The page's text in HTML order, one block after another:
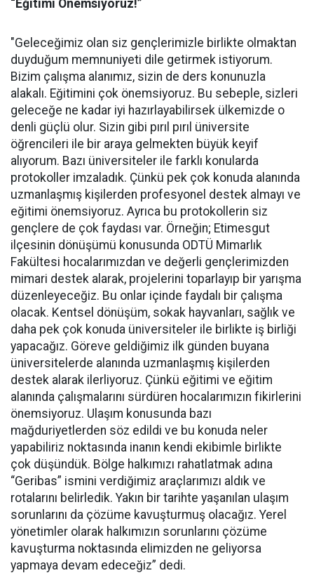
“Eğitimi Önemsiyoruz!”
"Geleceğimiz olan siz gençlerimizle birlikte olmaktan
duyduğum memnuniyeti dile getirmek istiyorum.
Bizim çalışma alanımız, sizin de ders konunuzla
alakalı. Eğitimini çok önemsiyoruz. Bu sebeple, sizleri
geleceğe ne kadar iyi hazırlayabilirsek ülkemizde o
denli güçlü olur. Sizin gibi pırıl pırıl üniversite
öğrencileri ile bir araya gelmekten büyük keyif
alıyorum. Bazı üniversiteler ile farklı konularda
protokoller imzaladık. Çünkü pek çok konuda alanında
uzmanlaşmış kişilerden profesyonel destek almayı ve
eğitimi önemsiyoruz. Ayrıca bu protokollerin siz
gençlere de çok faydası var. Örneğin; Etimesgut
ilçesinin dönüşümü konusunda ODTÜ Mimarlık
Fakültesi hocalarımızdan ve değerli gençlerimizden
mimari destek alarak, projelerini toparlayıp bir yarışma
düzenleyeceğiz. Bu onlar içinde faydalı bir çalışma
olacak. Kentsel dönüşüm, sokak hayvanları, sağlık ve
daha pek çok konuda üniversiteler ile birlikte iş birliği
yapacağız. Göreve geldiğimiz ilk günden buyana
üniversitelerde alanında uzmanlaşmış kişilerden
destek alarak ilerliyoruz. Çünkü eğitimi ve eğitim
alanında çalışmalarını sürdüren hocalarımızın fikirlerini
önemsiyoruz. Ulaşım konusunda bazı
mağduriyetlerden söz edildi ve bu konuda neler
yapabiliriz noktasında inanın kendi ekibimle birlikte
çok düşündük. Bölge halkımızı rahatlatmak adına
“Geribas” ismini verdiğimiz araçlarımızı aldık ve
rotalarını belirledik. Yakın bir tarihte yaşanılan ulaşım
sorunlarını da çözüme kavuşturmuş olacağız. Yerel
yönetimler olarak halkımızın sorunlarını çözüme
kavuşturma noktasında elimizden ne geliyorsa
yapmaya devam edeceğiz” dedi.